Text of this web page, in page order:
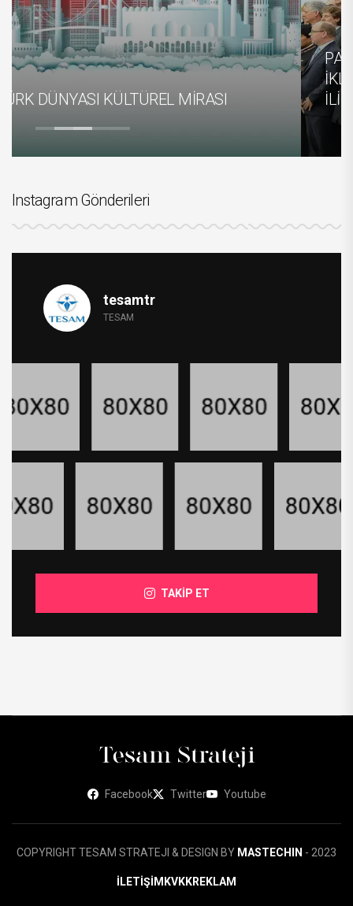
PARİS İKLİM ANLAŞMASI VE KÜRESEL
İKLİM POLİTİKALARININ ULUSLARARASI
İLİŞKİLERE ETKİSİ
Instagram Gönderileri
tesamtr
TESAM
TAKİP ET
Facebook Twitter Youtube
COPYRIGHT TESAM STRATEJI & DESIGN BY MASTECHIN - 2023
İLETİŞİM KVKKREKLAM